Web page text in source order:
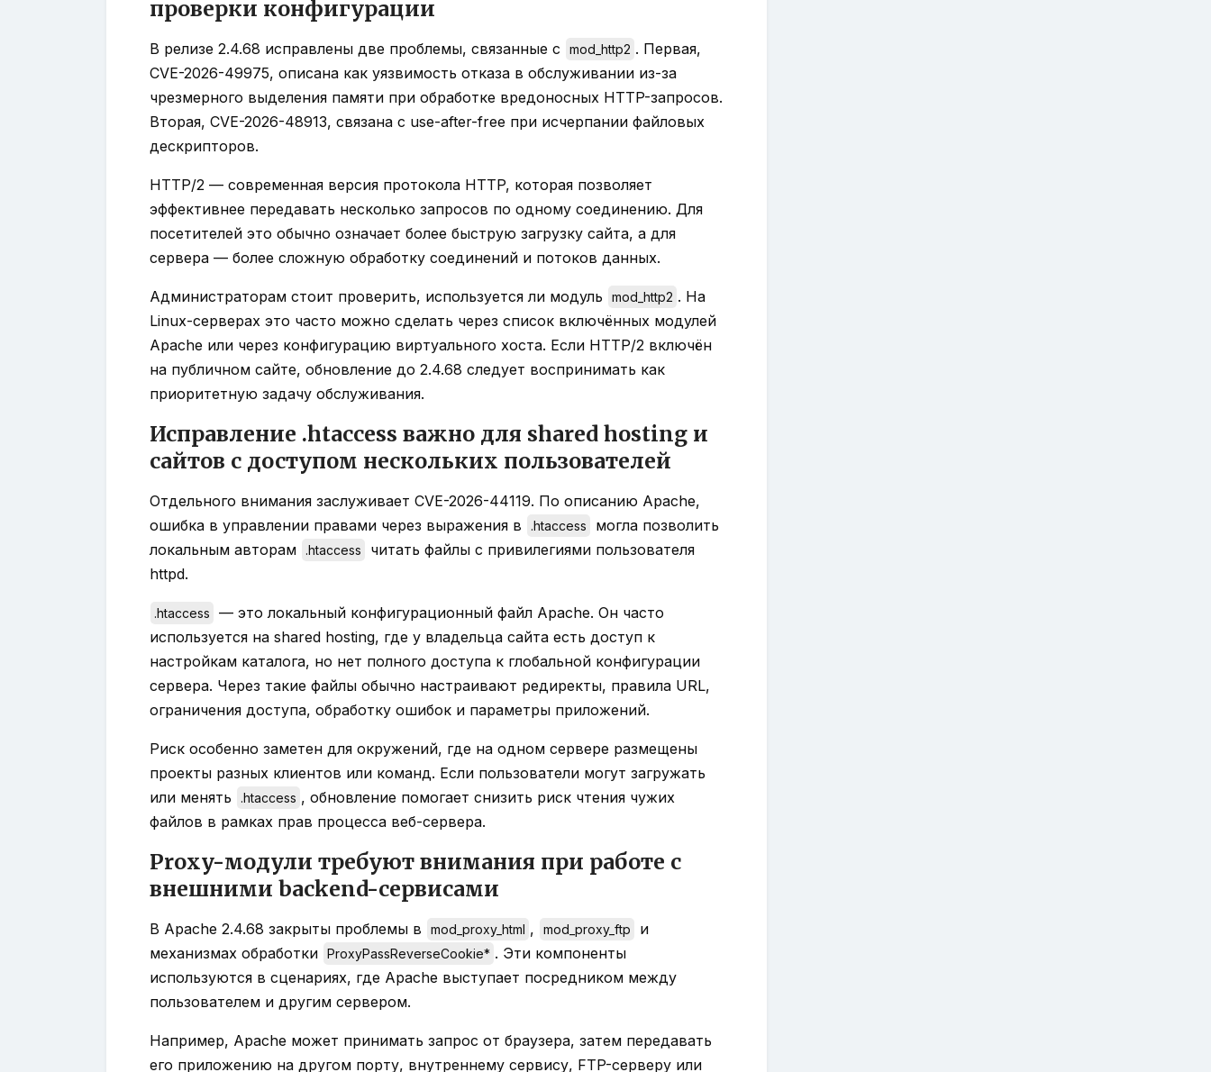
проверки конфигурации
В релизе 2.4.68 исправлены две проблемы, связанные с mod_http2 . Первая,
CVE-2026-49975, описана как уязвимость отказа в обслуживании из-за
чрезмерного выделения памяти при обработке вредоносных HTTP-запросов.
Вторая, CVE-2026-48913, связана с use-after-free при исчерпании файловых
дескрипторов.
HTTP/2 — современная версия протокола HTTP, которая позволяет
эффективнее передавать несколько запросов по одному соединению. Для
посетителей это обычно означает более быструю загрузку сайта, а для
сервера — более сложную обработку соединений и потоков данных.
Администраторам стоит проверить, используется ли модуль mod_http2 . На
Linux-серверах это часто можно сделать через список включённых модулей
Apache или через конфигурацию виртуального хоста. Если HTTP/2 включён
на публичном сайте, обновление до 2.4.68 следует воспринимать как
приоритетную задачу обслуживания.
Исправление .htaccess важно для shared hosting и
сайтов с доступом нескольких пользователей
Отдельного внимания заслуживает CVE-2026-44119. По описанию Apache,
ошибка в управлении правами через выражения в
.htaccess
могла позволить
локальным авторам
.htaccess
читать файлы с привилегиями пользователя
httpd.
.htaccess
— это локальный конфигурационный файл Apache. Он часто
используется на shared hosting, где у владельца сайта есть доступ к
настройкам каталога, но нет полного доступа к глобальной конфигурации
сервера. Через такие файлы обычно настраивают редиректы, правила URL,
ограничения доступа, обработку ошибок и параметры приложений.
Риск особенно заметен для окружений, где на одном сервере размещены
проекты разных клиентов или команд. Если пользователи могут загружать
или менять
.htaccess , обновление помогает снизить риск чтения чужих
файлов в рамках прав процесса веб-сервера.
Proxy-модули требуют внимания при работе с
внешними backend-сервисами
В Apache 2.4.68 закрыты проблемы в mod_proxy_html , mod_proxy_ftp
и
механизмах обработки ProxyPassReverseCookie* . Эти компоненты
используются в сценариях, где Apache выступает посредником между
пользователем и другим сервером.
Например, Apache может принимать запрос от браузера, затем передавать
его приложению на другом порту, внутреннему сервису, FTP-серверу или